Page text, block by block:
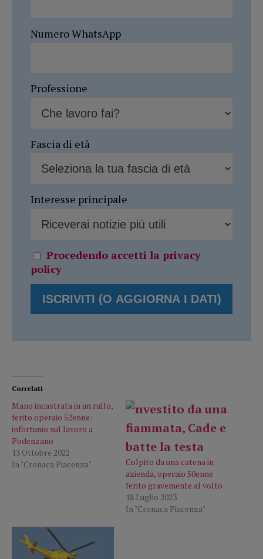
Numero WhatsApp
Professione
Fascia di età
Interesse principale
Procedendo accetti la privacy
policy
Correlati
Mano incastrata in un rullo,
ferito operaio 52enne:
infortunio sul lavoro a
Podenzano
13 Ottobre 2022
In "Cronaca Piacenza"
Colpito da una catena in
azienda, operaio 50enne
ferito gravemente al volto
18 Luglio 2023
In "Cronaca Piacenza"